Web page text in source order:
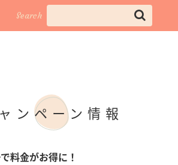
Search
ンペーン情報
料金がお得に！